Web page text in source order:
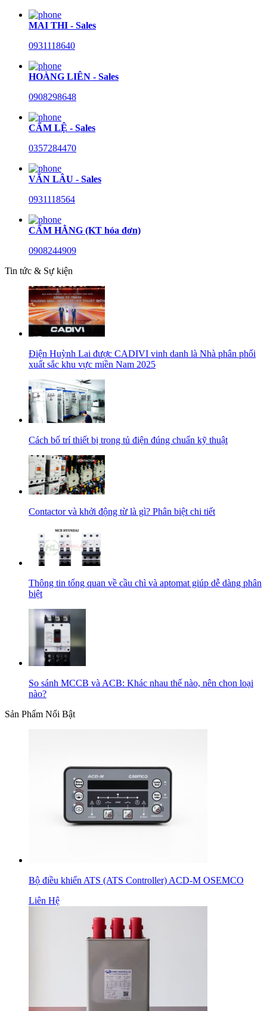
MAI THI - Sales
0931118640
HOÀNG LIÊN - Sales
0908298648
CẨM LỆ - Sales
0357284470
VĂN LÂU - Sales
0931118564
CẨM HẰNG (KT hóa đơn)
0908244909
Tin tức & Sự kiện
Điện Huỳnh Lai được CADIVI vinh danh là Nhà phân phối
xuất sắc khu vực miền Nam 2025
Cách bố trí thiết bị trong tủ điện đúng chuẩn kỹ thuật
Contactor và khởi động từ là gì? Phân biệt chi tiết
Thông tin tổng quan về cầu chì và aptomat giúp dễ dàng phân
biệt
So sánh MCCB và ACB: Khác nhau thế nào, nên chọn loại
nào?
Sản Phẩm Nổi Bật
Bộ điều khiển ATS (ATS Controller) ACD-M OSEMCO
Liên Hệ